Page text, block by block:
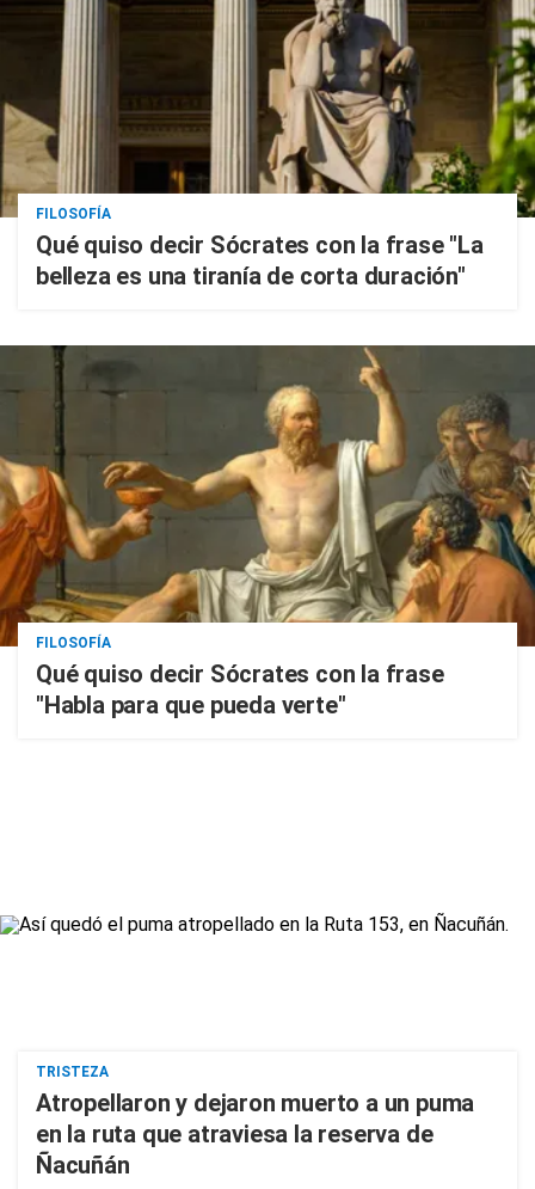
FILOSOFÍA
Qué quiso decir Sócrates con la frase "La
belleza es una tiranía de corta duración"
FILOSOFÍA
Qué quiso decir Sócrates con la frase
"Habla para que pueda verte"
TRISTEZA
Atropellaron y dejaron muerto a un puma
en la ruta que atraviesa la reserva de
Ñacuñán